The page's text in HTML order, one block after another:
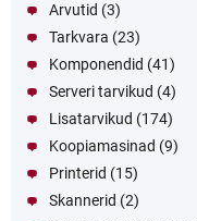
Arvutid (3)
Tarkvara (23)
Komponendid (41)
Serveri tarvikud (4)
Lisatarvikud (174)
Koopiamasinad (9)
Printerid (15)
Skannerid (2)